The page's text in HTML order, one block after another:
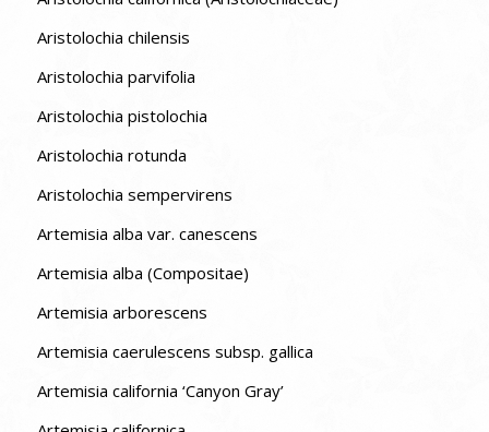
Aristolochia chilensis
Aristolochia parvifolia
Aristolochia pistolochia
Aristolochia rotunda
Aristolochia sempervirens
Artemisia alba var. canescens
Artemisia alba (Compositae)
Artemisia arborescens
Artemisia caerulescens subsp. gallica
Artemisia california ‘Canyon Gray’